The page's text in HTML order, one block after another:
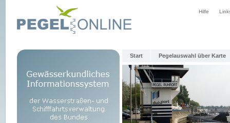
Hilfe
Start Pegelauswahl über Karte